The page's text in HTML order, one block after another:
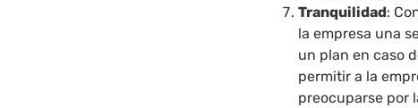
Tranquilidad:
la empresa una
un plan en caso
permitir a la
preocuparse por